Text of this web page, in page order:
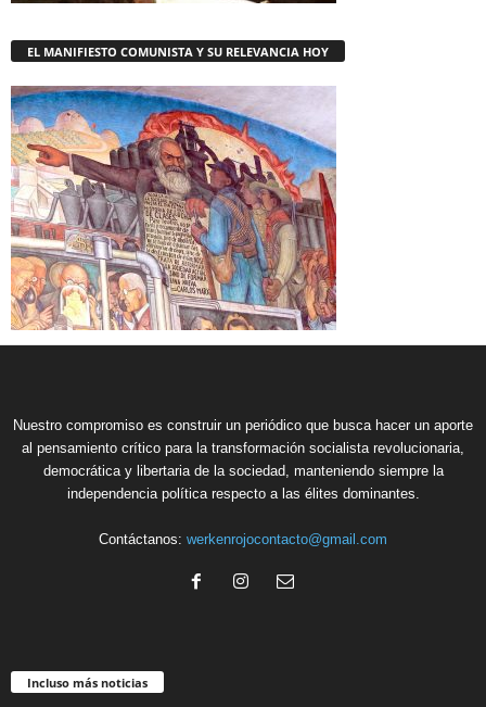
EL MANIFIESTO COMUNISTA Y SU RELEVANCIA HOY
Nuestro compromiso es construir un periódico que busca hacer un aporte
al pensamiento crítico para la transformación socialista revolucionaria,
democrática y libertaria de la sociedad, manteniendo siempre la
independencia política respecto a las élites dominantes.
Contáctanos: werkenrojocontacto@gmail.com
Incluso más noticias